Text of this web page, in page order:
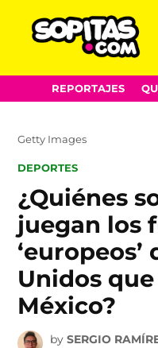
Skip
to
REPORTAJES
Getty Images
POSTED
DEPORTES
¿Quiénes
juegan los
‘europeos’
Unidos
México?
by SERGIO